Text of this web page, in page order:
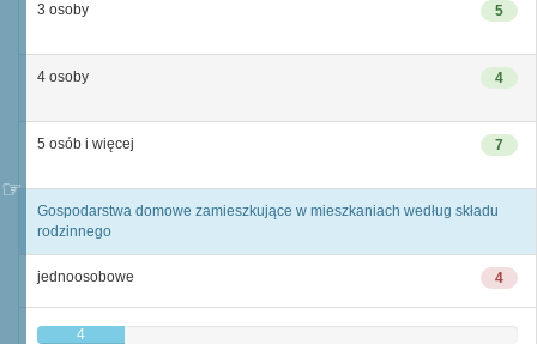
5
3 osoby
4
4 osoby
7
5 osób i więcej
Gospodarstwa domowe zamieszkujące w mieszkaniach według składu
rodzinnego
4
jednoosobowe
4